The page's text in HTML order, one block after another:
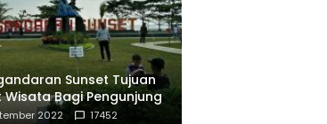
Sunset Tujuan
Wisata Bagi Pengunjung
2022 17452